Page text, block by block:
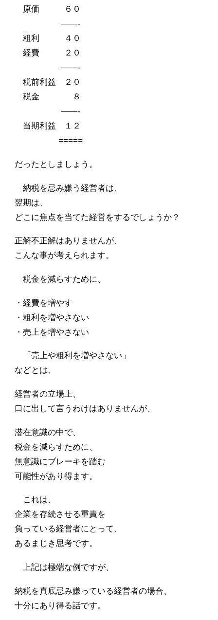
原価 ６０
——-
粗利 ４０
経費 ２０
——-
税前利益 ２０
税金 ８
——-
当期利益 １２
=====
だったとしましょう。
納税を忌み嫌う経営者は、
翌期は、
どこに焦点を当てた経営をするでしょうか？
正解不正解はありませんが、
こんな事が考えられます。
税金を減らすために、
・経費を増やす
・粗利を増やさない
・売上を増やさない
「売上や粗利を増やさない」
などとは、
経営者の立場上、
口に出して言うわけはありませんが、
潜在意識の中で、
税金を減らすために、
無意識にブレーキを踏む
可能性があり得ます。
これは、
企業を存続させる重責を
負っている経営者にとって、
あるまじき思考です。
上記は極端な例ですが、
納税を真底忌み嫌っている経営者の場合、
十分にあり得る話です。